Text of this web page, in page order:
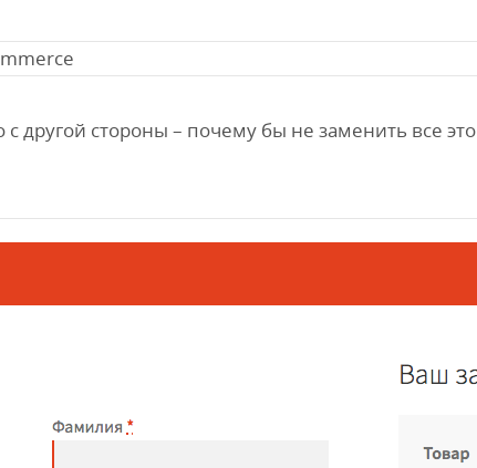
другой стороны – почему бы не заменить все это